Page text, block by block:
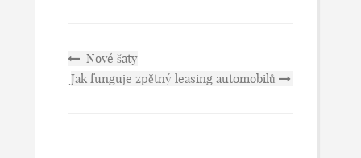
Nové šaty
Jak funguje zpětný leasing automobilů